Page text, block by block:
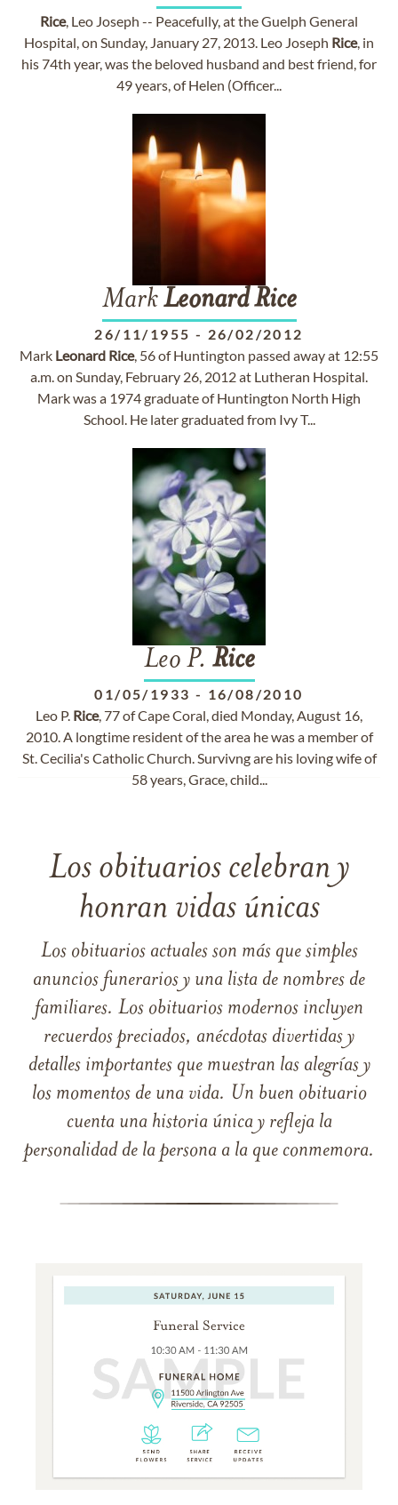
Rice, Leo Joseph -- Peacefully, at the Guelph General
Hospital, on Sunday, January 27, 2013. Leo Joseph Rice, in
his 74th year, was the beloved husband and best friend, for
49 years, of Helen (Officer...
MarkLeonard Rice
26/11/1955 - 26/02/2012
Mark Leonard Rice, 56 of Huntington passed away at 12:55
a.m. on Sunday, February 26, 2012 at Lutheran Hospital.
Mark was a 1974 graduate of Huntington North High
School. He later graduated from Ivy T...
Leo P. Rice
01/05/1933 - 16/08/2010
Leo P. Rice, 77 of Cape Coral, died Monday, August 16,
2010. A longtime resident of the area he was a member of
St. Cecilia's Catholic Church. Survivng are his loving wife of
58 years, Grace, child...
Los obituarios celebran y
honran vidas únicas
Los obituarios actuales son más que simples
anuncios funerarios y una lista de nombres de
familiares. Los obituarios modernos incluyen
recuerdos preciados, anécdotas divertidas y
detalles importantes que muestran las alegrías y
los momentos de una vida. Un buen obituario
cuenta una historia única y refleja la
personalidad de la persona a la que conmemora.